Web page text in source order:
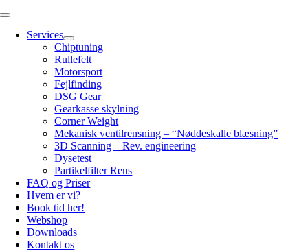
Skip
content
Toggle
NavigationServices
Chiptuning
Rullefelt
Motorsport
Fejlfinding
DSG Gear
Gearkasse skylning
Corner Weight
Mekanisk ventilrensning – “Nøddeskalle blæsning”
3D Scanning – Rev. engineering
Dysetest
Partikelfilter Rens
FAQ og Priser
Hvem er vi?
Book tid her!
Webshop
Downloads
Kontakt os